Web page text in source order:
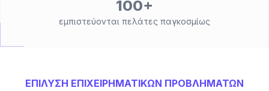
100+
εμπιστεύονται πελάτες παγκοσμίως
ΕΠΙΛΥΣΗ ΕΠΙΧΕΙΡΗΜΑΤΙΚΩΝ ΠΡΟΒΛΗΜΑΤΩΝ